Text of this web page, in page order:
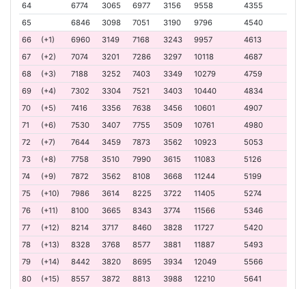
64
6774 3065 6977 3156 9558
4355
65
6846 3098 7051 3190 9796
4540
66
(+1) 6960 3149 7168 3243 9957
4613
67
(+2) 7074 3201 7286 3297 10118
4687
68
(+3) 7188 3252 7403 3349 10279
4759
69
(+4) 7302 3304 7521 3403 10440
4834
70
(+5) 7416 3356 7638 3456 10601
4907
71
(+6) 7530 3407 7755 3509 10761
4980
72
(+7) 7644 3459 7873 3562 10923
5053
73
(+8) 7758 3510 7990 3615 11083
5126
74
(+9) 7872 3562 8108 3668 11244
5199
75
(+10) 7986 3614 8225 3722 11405
5274
76
(+11) 8100 3665 8343 3774 11566
5346
77
(+12) 8214 3717 8460 3828 11727
5420
78
(+13) 8328 3768 8577 3881 11887
5493
79
(+14) 8442 3820 8695 3934 12049
5566
80
(+15) 8557 3872 8813 3988 12210 5641